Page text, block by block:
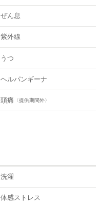
ぜん息
紫外線
うつ
ヘルパンギーナ
頭痛 〈提供期間外〉
洗濯
体感ストレス